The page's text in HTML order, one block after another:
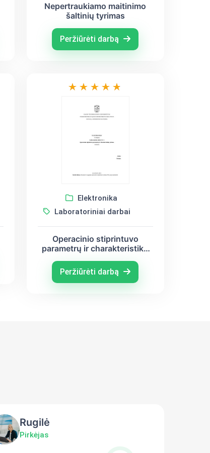
Nepertraukiamo maitinimo
šaltinių tyrimas
Peržiūrėti darbą
Elektronika
Laboratoriniai darbai
Operacinio stiprintuvo
parametrų ir charakteristikų
Peržiūrėti darbą
Rugilė
Pirkėjas